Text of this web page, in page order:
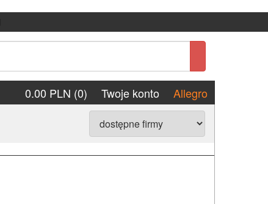
0.00 PLN (0) Twoje konto
Allegro